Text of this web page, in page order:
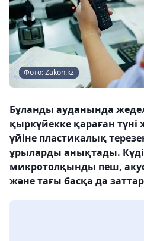
Фото: Zakon.kz
Бұланды ауданында жедел
қыркүйекке қараған түні
үйіне пластикалық
ұрыларды анықтады.
микротолқынды пеш,
және тағы басқа да